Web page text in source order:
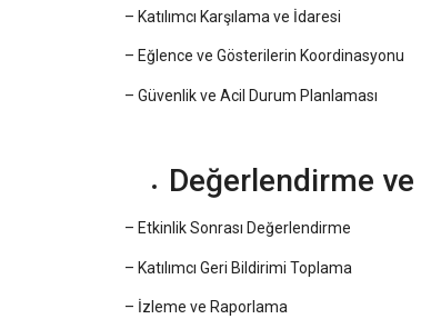
– Katılımcı Karşılama ve İdaresi
– Eğlence ve Gösterilerin Koordinasyonu
– Güvenlik ve Acil Durum Planlaması
Değerlendirme
– Etkinlik Sonrası Değerlendirme
– Katılımcı Geri Bildirimi Toplama
– İzleme ve Raporlama